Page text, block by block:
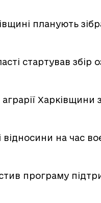
планують
стартував збір
аграрії
на час
програму